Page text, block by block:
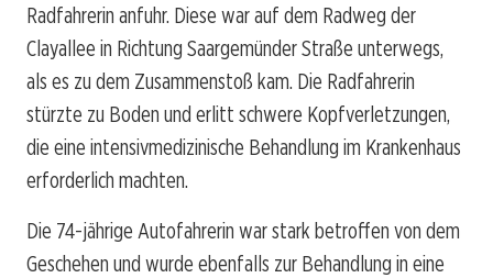
Radfahrerin anfuhr. Diese war auf dem Radweg der
Clayallee in Richtung Saargemünder Straße unterwegs,
als es zu dem Zusammenstoß kam. Die Radfahrerin
stürzte zu Boden und erlitt schwere Kopfverletzungen,
die eine intensivmedizinische Behandlung im Krankenhaus
erforderlich machten.
Die 74-jährige Autofahrerin war stark betroffen von dem
Geschehen und wurde ebenfalls zur Behandlung in eine